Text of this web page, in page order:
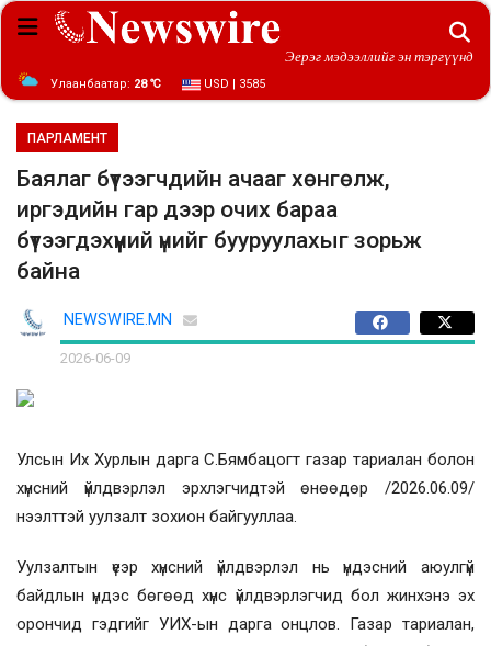
Эерэг мэдээллийг эн тэргүүнд
Улаанбаатар: 28 ℃ USD | 3585
ПАРЛАМЕНТ
Баялаг бүтээгчдийн ачааг хөнгөлж,
иргэдийн гар дээр очих бараа
бүтээгдэхүүний үнийг бууруулахыг зорьж
байна
NEWSWIRE.MN
2026-06-09
Улсын Их Хурлын дарга С.Бямбацогт газар тариалан болон
хүнсний үйлдвэрлэл эрхлэгчидтэй өнөөдөр /2026.06.09/
нээлттэй уулзалт зохион байгууллаа.
Уулзалтын үеэр хүнсний үйлдвэрлэл нь үндэсний аюулгүй
байдлын үндэс бөгөөд хүнс үйлдвэрлэгчид бол жинхэнэ эх
орончид гэдгийг УИХ-ын дарга онцлов. Газар тариалан,